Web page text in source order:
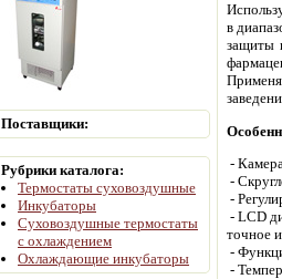
Поставщики:
Рубрики каталога:
Термостаты суховоздушные
Инкубаторы
Суховоздушные термостаты
с охлаждением
Охлаждающие инкубаторы
в
защиты
-
-
-
- LCD
точное
-
-